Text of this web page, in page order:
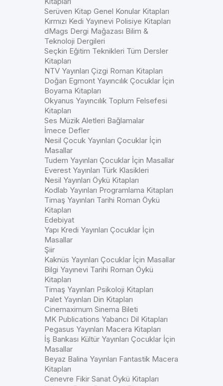
Serüven Kitap Genel Konular Kitapları
Kırmızı Kedi Yayınevi Polisiye Kitapları
dMags Dergi Mağazası Bilim &
Teknoloji Dergileri
Seçkin Eğitim Teknikleri Tüm Dersler
Kitapları
NTV Yayınları Çizgi Roman Kitapları
Doğan Egmont Yayıncılık Çocuklar İçin
Boyama Kitapları
Okyanus Yayıncılık Toplum Felsefesi
Kitapları
Ses Müzik Aletleri Bağlamalar
İmece Defler
Nesil Çocuk Yayınları Çocuklar İçin
Masallar
Tudem Yayınları Çocuklar İçin Masallar
Everest Yayınları Türk Klasikleri
Nesil Yayınları Öykü Kitapları
Kodlab Yayınları Programlama Kitapları
Timaş Yayınları Tarihi Roman Öykü
Kitapları
Edebiyat
Yapı Kredi Yayınları Çocuklar İçin
Masallar
Şiir
Kaknüs Yayınları Çocuklar İçin Masallar
Bilgi Yayınevi Tarihi Roman Öykü
Kitapları
Timaş Yayınları Psikoloji Kitapları
Palet Yayınları Din Kitapları
Cinemaximum Sinema Bileti
MK Publications Yabancı Dil Kitapları
Pegasus Yayınları Macera Kitapları
İş Bankası Kültür Yayınları Çocuklar İçin
Masallar
Beyaz Balina Yayınları Fantastik Macera
Kitapları
Cenevre Fikir Sanat Öykü Kitapları